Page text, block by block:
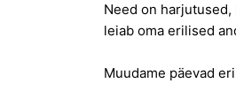
Need on
leiab oma erilised
Muudame päevad